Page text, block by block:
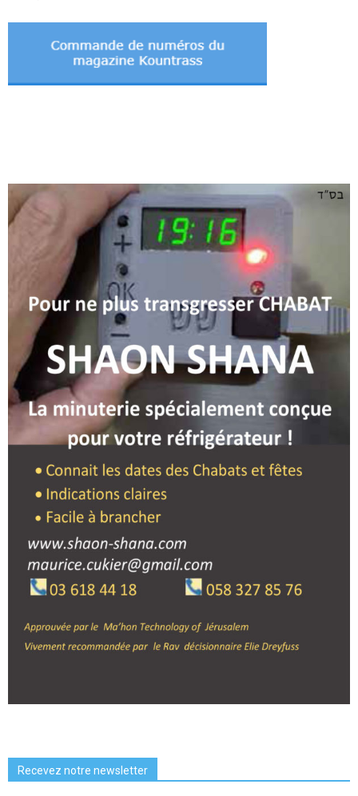
Recevez notre newsletter